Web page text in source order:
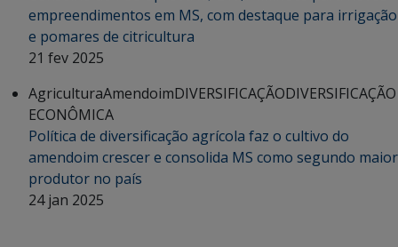
empreendimentos em MS, com destaque para irrigação
e pomares de citricultura
21 fev 2025
AgriculturaAmendoimDIVERSIFICAÇÃODIVERSIFICAÇÃO
ECONÔMICA
Política de diversificação agrícola faz o cultivo do
amendoim crescer e consolida MS como segundo maior
produtor no país
24 jan 2025